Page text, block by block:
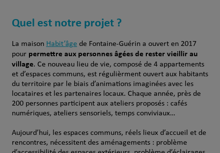
Quel est notre projet ?
La maison Habit’âge de Fontaine-Guérin a ouvert en 2017
pour permettre aux personnes âgées de rester vieillir au
village. Ce nouveau lieu de vie, composé de 4 appartements
et d’espaces communs, est régulièrment ouvert aux habitants
du territoire par le biais d’animations imaginées avec les
locataires et les partenaires locaux. Chaque année, près de
200 personnes participent aux ateliers proposés : cafés
numériques, ateliers sensoriels, temps conviviaux…
Aujourd’hui, les espaces communs, réels lieux d’accueil et de
rencontres, nécessitent des aménagements : problème